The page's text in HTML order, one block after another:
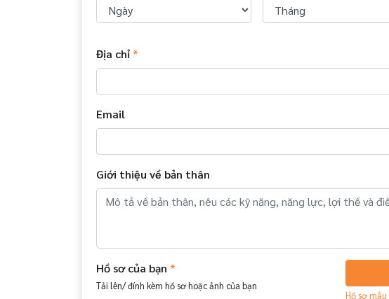
Địa chỉ *
Email
Giới thiệu về bản thân
Hồ sơ của bạn *
Tải lên/ đính kèm hồ sơ hoặc ảnh của bạn
Hồ sơ mẫu